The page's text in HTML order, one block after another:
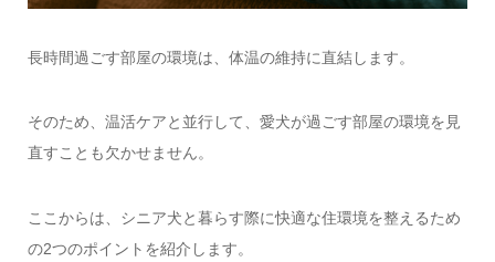
長時間過ごす部屋の環境は、体温の維持に直結します。
そのため、温活ケアと並行して、愛犬が過ごす部屋の環境を見
直すことも欠かせません。
ここからは、シニア犬と暮らす際に快適な住環境を整えるため
の2つのポイントを紹介します。